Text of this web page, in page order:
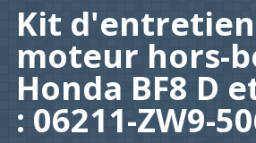
Kit d'entretien
moteur hors-
Honda BF8 D
: 06211-ZW9-